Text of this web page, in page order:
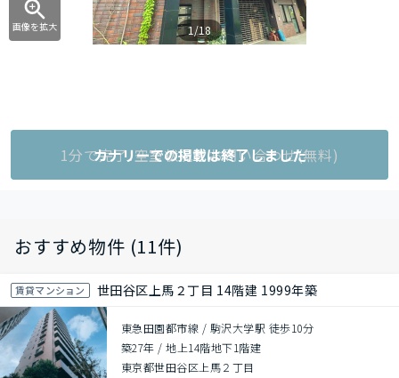
画像を拡大 1/18
1分で完了!空室状況をお問い合わせ(無料)
カナリーでの掲載は終了しました
おすすめ物件 (11件)
賃貸マンション 世田谷区上馬２丁目 14階建 1999年築
東急田園都市線 / 駒沢大学駅 徒歩10分
築27年 /地上14階地下1階建
東京都世田谷区上馬２丁目